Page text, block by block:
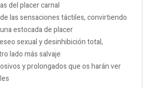
del placer carnal
las sensaciones táctiles, convirtiendo
estocada de placer
sexual y desinhibición total,
lado más salvaje
y prolongados que os harán ver